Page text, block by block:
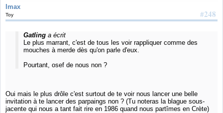
Imax
#248
Toy
Gatlinga écrit
Le plus marrant, c'est de tous les voir rappliquer comme des
mouches à merde dès qu'on parle d'eux.
Pourtant, osef de nous non ?
Oui mais le plus drôle c'est surtout de te voir nous lancer une belle
invitation à te lancer des parpaings non ? (Tu noteras la blague sous-
jacente qui nous a tant fait rire en 1986 quand nous partîmes en Crète)